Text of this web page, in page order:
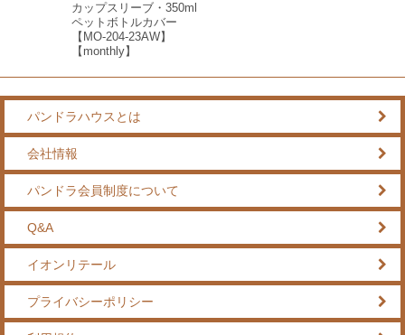
カップスリーブ・350ml
ペットボトルカバー
【MO-204-23AW】
【monthly】
パンドラハウスとは
会社情報
パンドラ会員制度について
Q&A
イオンリテール
プライバシーポリシー